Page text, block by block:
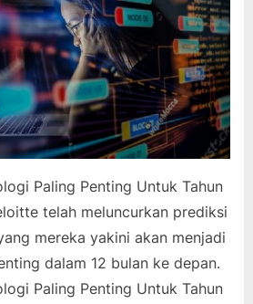
Paling Penting Untuk Tahun
telah meluncurkan prediksi
mereka yakini akan menjadi
dalam 12 bulan ke depan.
Paling Penting Untuk Tahun